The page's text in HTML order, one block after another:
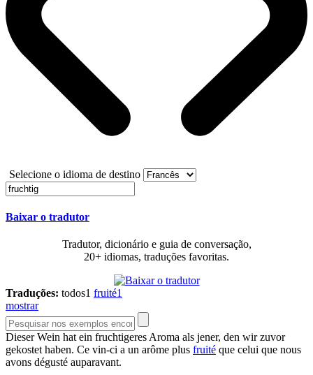
Selecione o idioma de destino
Baixar o tradutor
Tradutor, dicionário e guia de conversação,
20+ idiomas, traduções favoritas.
Traduções: todos1 fruité1
mostrar
Dieser Wein hat ein fruchtigeresAroma als jener, den wir zuvor
gekostet haben. Ce vin-ci a un arôme plus fruité que celui que nous
avons dégusté auparavant.